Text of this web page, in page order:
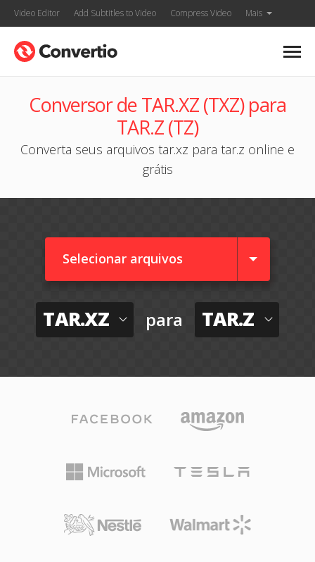
Video Editor Add Subtitles to Video Compress Video Mais
Conversor de TAR.XZ (TXZ) para
TAR.Z (TZ)
Converta seus arquivos tar.xz para tar.z online e
grátis
Selecionar arquivos
TAR.XZ para TAR.Z